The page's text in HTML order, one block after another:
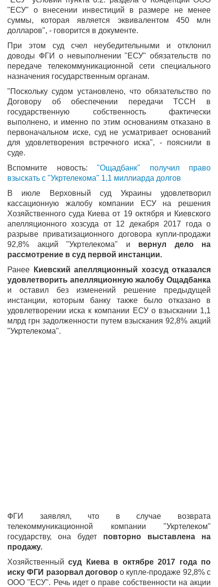
"ЕСУ" о внесении инвестиций в размере не менее
суммы, которая является эквивалентом 450 млн
долларов", - говорится в документе.
При этом суд счел неубедительными и отклонил
доводы ФГИ о невыполнении "ЕСУ" обязательств по
передаче телекоммуникационной сети специального
назначения государственным органам.
"Поскольку судом установлено, что обязательство по
Договору об обеспечении передачи ТССН в
государственную собственность фактически
выполнено, и именно по этим основаниям отказано в
первоначальном иске, суд не усматривает оснований
для удовлетворения встречного иска", - пояснили в
суде.
Вспомните новость: "Ощадбанк" получил право
взыскать с "Укртелекома" 1,1 миллиарда долгов
В июле Верховный суд Украины удовлетворил
кассационную жалобу компании ЕСУ на решения
Хозяйственного суда Киева от 19 октября и Киевского
апелляционного хозсуда от 12 декабря 2017 года о
разрыве приватизационного договора купли-продажи
92,8% акций "Укртелекома" и
вернул дело на
рассмотрение в суд первой инстанции.
Ранее
Киевский апелляционный хозсуд отказался
удовлетворить апелляционную жалобу Ощадбанка
и оставил без изменений решение предыдущей
инстанции, которым банку также было отказано в
удовлетворении иска к компании ЕСУ о взыскании 1,1
млрд грн задолженности путем взыскания 92,8% акций
"Укртелекома".
ФГИ заявлял, что в случае возврата
телекоммуникационной компании "Укртелеком"
государству, она будет повторно выставлена на
продажу.
Хозяйственныйсуд Киева в октябре 2017 года по
иску ФГИ разорвал договоро купле-продаже 92,8% с
ООО "ЕСУ". Речь идет о праве собственности на акции